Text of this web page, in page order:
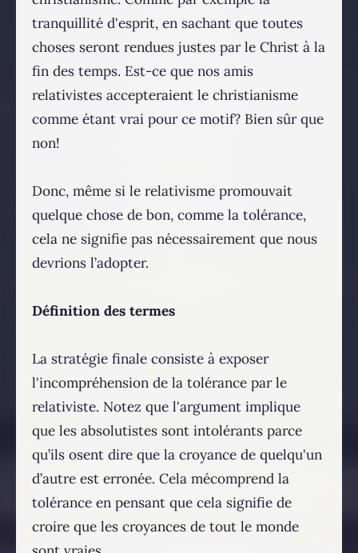
tranquillité d'esprit, en sachant que toutes
choses seront rendues justes par le Christ à la
fin des temps. Est-ce que nos amis
relativistes accepteraient le christianisme
comme étant vrai pour ce motif? Bien sûr que
non!
Donc, même si le relativisme promouvait
quelque chose de bon, comme la tolérance,
cela ne signifie pas nécessairement que nous
devrions l’adopter.
Définition des termes
La stratégie finale consiste à exposer
l'incompréhension de la tolérance par le
relativiste. Notez que l'argument implique
que les absolutistes sont intolérants parce
qu’ils osent dire que la croyance de quelqu'un
d’autre est erronée. Cela mécomprend la
tolérance en pensant que cela signifie de
croire que les croyances de tout le monde